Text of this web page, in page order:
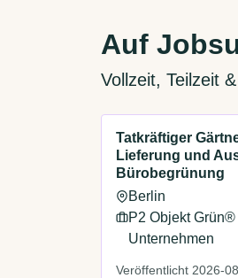
Auf
Vollzeit, Teilzeit
Tatkräftiger
Lieferung und
Bürobegrünung
Berlin
P2 Objekt
Unternehmen
Veröffentlicht 2026-